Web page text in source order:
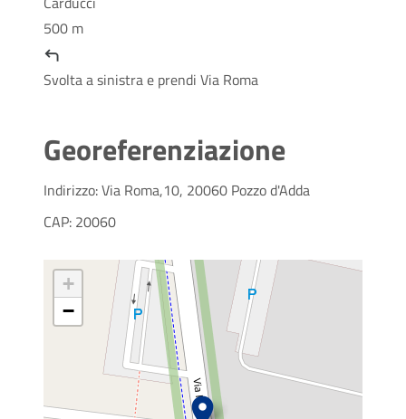
500 m
Svolta a sinistra e prendi Via Roma
Georeferenziazione
Indirizzo: Via Roma,10, 20060 Pozzo d'Adda
CAP: 20060
+
−